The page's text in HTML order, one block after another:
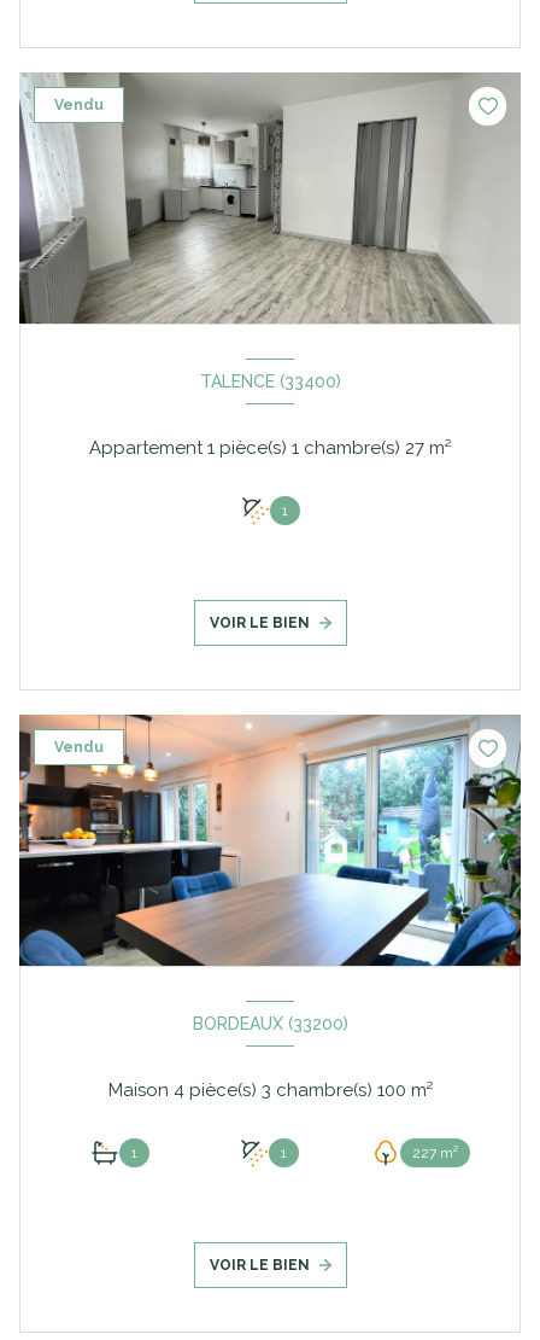
Vendu
TALENCE (33400)
Appartement 1 pièce(s) 1 chambre(s) 27 m²
1
VOIR LE BIEN
Vendu
BORDEAUX (33200)
Maison 4 pièce(s) 3 chambre(s) 100 m²
1 1 227 m²
VOIR LE BIEN